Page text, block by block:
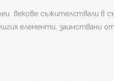
векове съжителствали в
елементи, заимствани